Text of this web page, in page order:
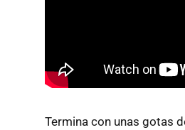
Termina con unas gotas